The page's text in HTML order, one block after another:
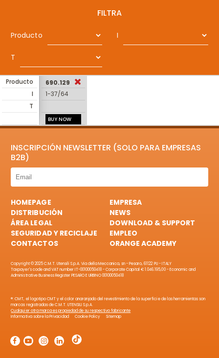
FILTRA
Producto I
T
Producto
I
T
690.129
1-37/64
BUY NOW
INSCRIPCIÓN NEWSLETTER (SOLO PARA EMPRESAS
B2B)
HOMEPAGE
EMPRESA
DISTRIBUCIÓN
NEWS
ÁREA LEGAL
DOWNLOAD & SUPPORT
SEGURIDAD Y RECICLAJE
EMPLEO
CONTACTOS
ORANGE ACADEMY
Copyright © 2025 C.M.T. Utensili S.p.A. Via della Meccanica, sn - Pesaro, 61122 PU - ITALY
Taxpayer's code and VAT number IT-00100050418 - Corporate Capital € 1.046.195,00 - Economic and
Administrative Business Register PESARO E URBINO 00100050418
®: CMT, el logotipo CMT y el color anaranjado del revestimiento de la superficie de las herramientas son
marcas registradas de C.M.T. UTENSILI S.p.A.
Cualquier otra marca es propiedad de su respectivo fabricante
Informativa sobre la Privacidad
Cookie Policy Sitemap